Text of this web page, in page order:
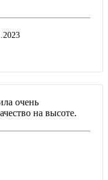
очень
на высоте.